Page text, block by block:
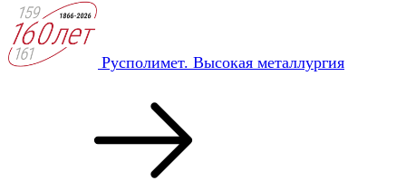
Русполимет. Высокая металлургия